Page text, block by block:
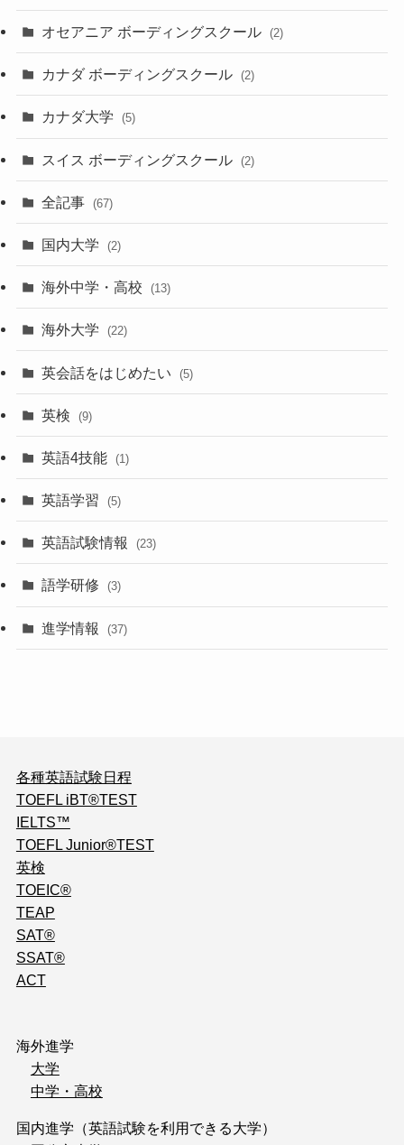
オセアニア ボーディングスクール (2)
カナダ ボーディングスクール (2)
カナダ大学 (5)
スイス ボーディングスクール (2)
全記事 (67)
国内大学 (2)
海外中学・高校 (13)
海外大学 (22)
英会話をはじめたい (5)
英検 (9)
英語4技能 (1)
英語学習 (5)
英語試験情報 (23)
語学研修 (3)
進学情報 (37)
各種英語試験日程
TOEFL iBT®TEST
IELTS™
TOEFL Junior®TEST
英検
TOEIC®
TEAP
SAT®
SSAT®
ACT
海外進学
大学
中学・高校
国内進学（英語試験を利用できる大学）